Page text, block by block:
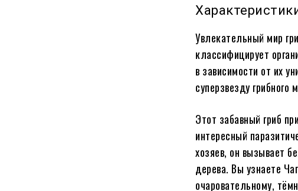
Увлекательный мир
классифицирует
в зависимости от их
суперзвезду
Этот забавный гриб
интересный
хозяев, он вызывает
дерева. Вы узнаете
очаровательному,